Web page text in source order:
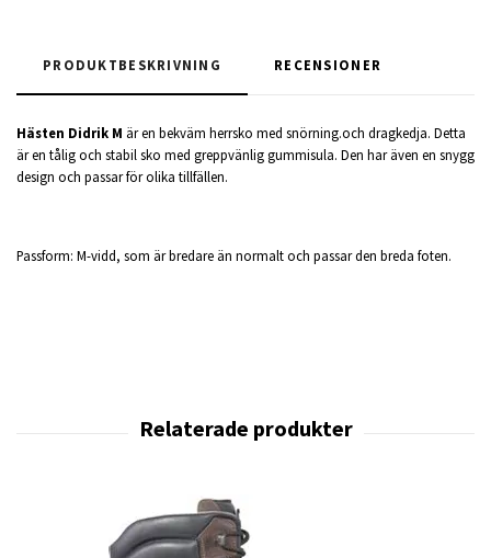
PRODUKTBESKRIVNING RECENSIONER
Hästen Didrik M är en bekväm herrsko med snörning.och dragkedja. Detta
är en tålig och stabil sko med greppvänlig gummisula. Den har även en snygg
design och passar för olika tillfällen.
Passform: M-vidd, som är bredare än normalt och passar den breda foten.